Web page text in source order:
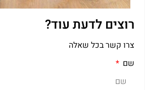
רוצים לדעת עוד?
צרו קשר בכל שאלה
שם